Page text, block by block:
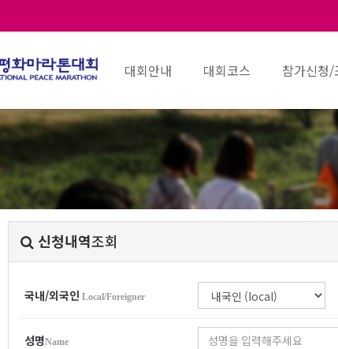
대회안내 대회코스 참가신청/
신청내역조회
국내/외국인 Local/Foreigner
성명Name